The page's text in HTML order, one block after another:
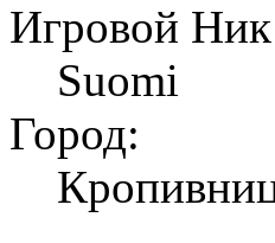
Игровой
Suomi
Город: